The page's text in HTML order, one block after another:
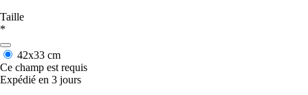
Taille
*
42x33 cm
Ce champ est requis
Expédié en 3 jours